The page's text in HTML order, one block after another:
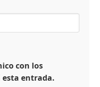
con los
entrada.